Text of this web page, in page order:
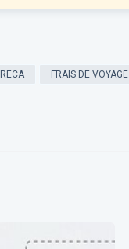
FRAIS DE VOYAGE